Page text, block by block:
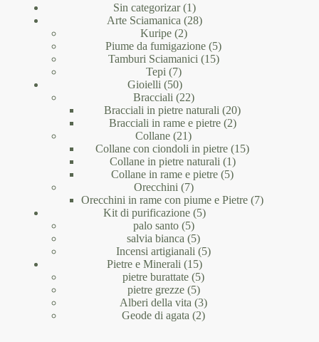
Sin categorizar 11
prodotto
Arte Sciamanica 2828
Kuripe 22
prodotti
Piume da fumigazione 55
prodotti
Tamburi Sciamanici 1515
Tepi 77
prodotti
Gioielli 5050
prodotti
Bracciali 2222
prodotti
Bracciali in pietre naturali 2020
Bracciali in rame e pietre 22
Collane 2121
prodotti
Collane con ciondoli in pietre 1515
Collane in pietre naturali 11
prodotto
Collane in rame e pietre 55
Orecchini 77
prodotti
Orecchini in rame con piume e Pietre 77
Kit di purificazione 55
palo santo 55
prodotti
salvia bianca 55
prodotti
Incensi artigianali 55
Pietre e Minerali 1515
prodotti
pietre burattate 55
pietre grezze 55
prodotti
Alberi della vita 33
prodotti
Geode di agata 22